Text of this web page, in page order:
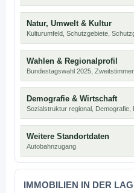
Natur, Umwelt & Kultur
Kulturumfeld, Schutzgebiete,
Wahlen & Regionalprofil
Bundestagswahl 2025,
Demografie & Wirtschaft
Sozialstruktur regional,
Weitere Standortdaten
Autobahnzugang
IMMOBILIEN IN DER